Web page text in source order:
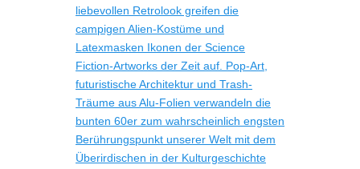
liebevollen Retrolook greifen die
campigen Alien-Kostüme und
Latexmasken Ikonen der Science
Fiction-Artworks der Zeit auf. Pop-Art,
futuristische Architektur und Trash-
Träume aus Alu-Folien verwandeln die
bunten 60er zum wahrscheinlich engsten
Berührungspunkt unserer Welt mit dem
Überirdischen in der Kulturgeschichte